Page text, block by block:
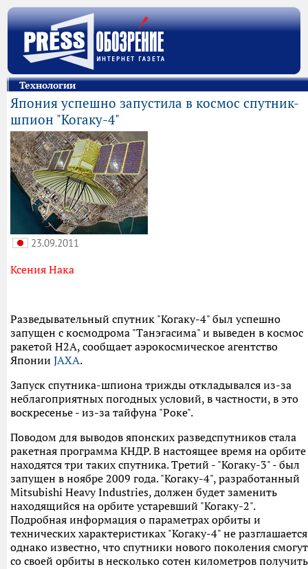
Технологии
Япония успешно запустила в космос спутник-
шпион "Когаку-4"
23.09.2011
Ксения Нака
Разведывательный спутник "Когаку-4" был успешно
запущен с космодрома "Танэгасима" и выведен в космос
ракетой Н2А, сообщает аэрокосмическое агентство
Японии JAXA.
Запуск спутника-шпиона трижды откладывался из-за
неблагоприятных погодных условий, в частности, в это
воскресенье - из-за тайфуна "Роке".
Поводом для выводов японских разведспутников стала
ракетная программа КНДР. В настоящее время на орбите
находятся три таких спутника. Третий - "Когаку-3" - был
запущен в ноябре 2009 года. "Когаку-4", разработанный
Mitsubishi Heavy Industries, должен будет заменить
находящийся на орбите устаревший "Когаку-2".
Подробная информация о параметрах орбиты и
технических характеристиках "Когаку-4" не
однако известно, что спутники нового поколения смогут
со своей орбиты в несколько сотен километров получить